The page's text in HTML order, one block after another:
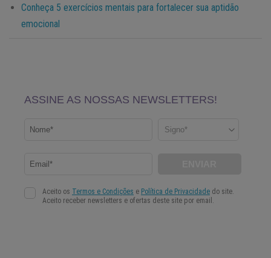
Conheça 5 exercícios mentais para fortalecer sua aptidão
emocional